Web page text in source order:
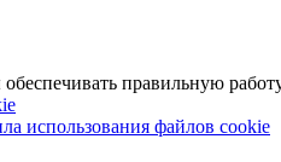
правильную
использования файлов cookie